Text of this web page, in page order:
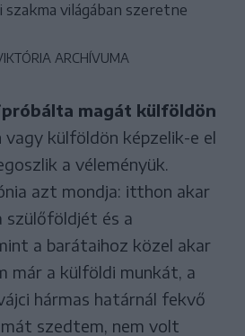
világában szeretne
ARCHÍVUMA
magát külföldön
külföldön képzelik-e el
a véleményük.
azt mondja: itthon akar
szülőföldjét és a
a barátaihoz közel akar
már a külföldi munkát, a
hármas határnál fekvő
szedtem, nem volt